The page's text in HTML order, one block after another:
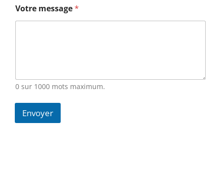
Votre message*
0 sur 1000 mots maximum.
Envoyer